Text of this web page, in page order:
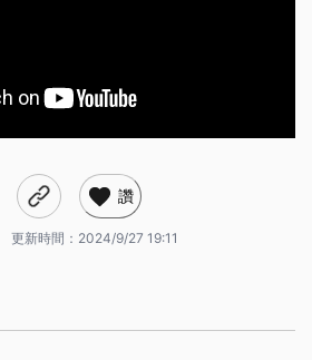
讚
更新時間： 2024/9/27 19:11